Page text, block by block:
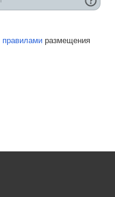
правилами размещения